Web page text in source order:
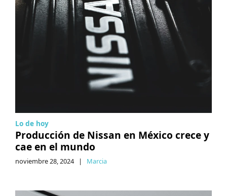
Lo de hoy
Producción de Nissan en México crece y
cae en el mundo
noviembre 28, 2024 | Marcia